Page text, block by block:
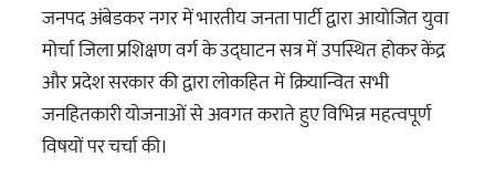
जनपद अंबेडकर नगर में भारतीय जनता पार्टी द्वारा आयोजित युवा
मोर्चा जिला प्रशिक्षण वर्ग के उद्घाटन सत्र में उपस्थित होकर केंद्र
और प्रदेश सरकार की द्वारा लोकहित में क्रियान्वित सभी
जनहितकारी योजनाओं से अवगत कराते हुए विभिन्न महत्वपूर्ण
विषयों पर चर्चा की।